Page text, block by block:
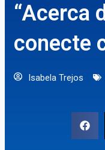
“Acerca
conecte
Isabela Trejos